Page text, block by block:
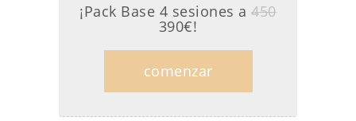
¡Pack Base 4 sesiones a450
390€!
comenzar